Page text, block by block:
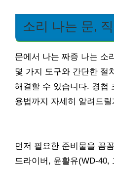
소리 나는 문,
문에서 나는 짜증 나는 소
몇 가지 도구와 간단한 절
해결할 수 있습니다. 경첩
용법까지 자세히 알려드릴
먼저 필요한 준비물을 꼼
드라이버, 윤활유(WD-40,